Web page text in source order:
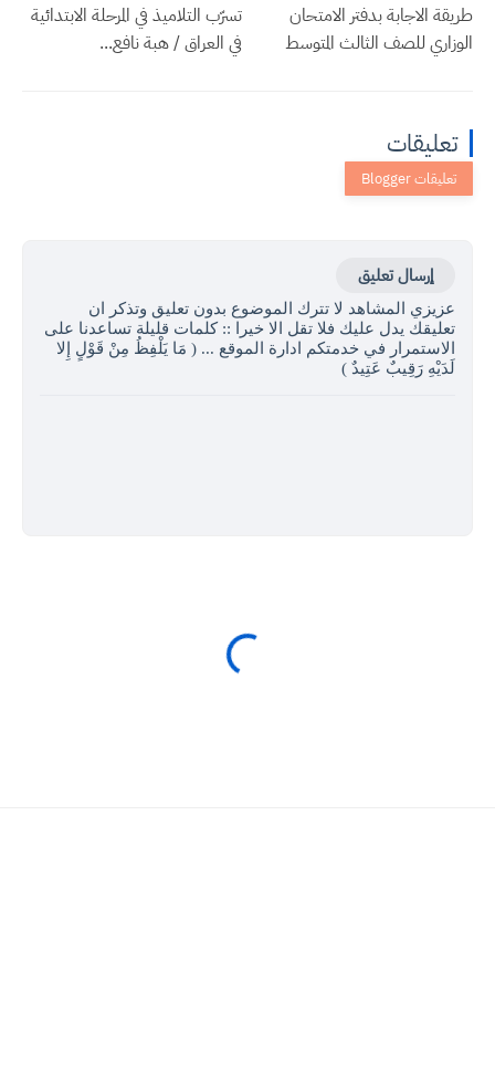
طريقة الاجابة بدفتر الامتحان
الوزاري للصف الثالث المتوسط
تسرّب التلاميذ في المرحلة الابتدائية
في العراق / هبة نافع...
تعليقات
إرسال تعليق
عزيزي المشاهد لا تترك الموضوع بدون تعليق وتذكر ان
تعليقك يدل عليك فلا تقل الا خيرا :: كلمات قليلة تساعدنا على
الاستمرار في خدمتكم ادارة الموقع ... ( مَا يَلْفِظُ مِنْ قَوْلٍ إِلا
لَدَيْهِ رَقِيبٌ عَتِيدٌ )